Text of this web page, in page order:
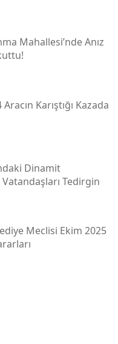
Mahallesi’nde Anız
Karıştığı Kazada
Dinamit
Tedirgin
Meclisi Ekim 2025